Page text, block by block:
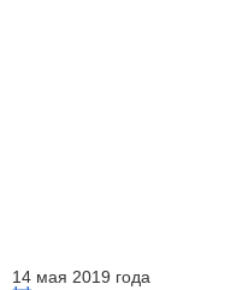
14 мая 2019 года